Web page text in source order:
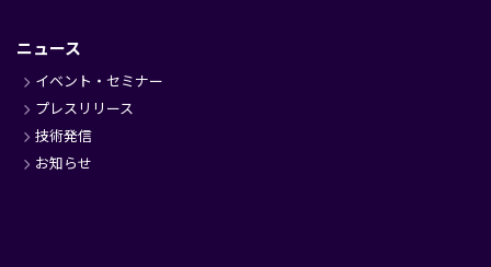
ニュース
イベント・セミナー
プレスリリース
技術発信
お知らせ